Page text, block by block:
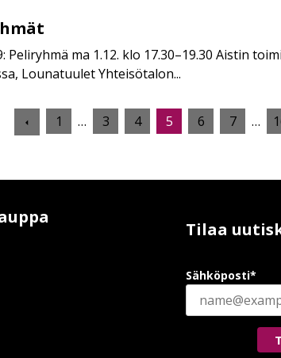
ma 1.12. klo 17.30–19.30 Aistin
Lounatuulet Yhteisötalon...
Edellinen
sivu
1 … 3 4 5 6 7 …
Tilaa
Sähköposti*